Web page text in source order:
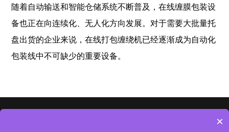
随着自动输送和智能仓储系统不断普及，在线缠膜包装设
备也正在向连续化、无人化方向发展。对于需要大批量托
盘出货的企业来说，在线打包缠绕机已经逐渐成为自动化
包装线中不可缺少的重要设备。
×